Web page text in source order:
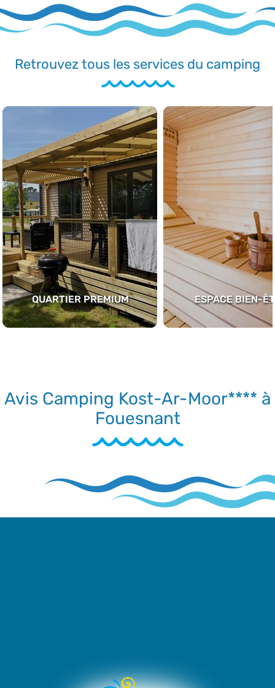
Retrouvez tous les services du camping
QUARTIER PREMIUM ESPACE BIEN-
Avis Camping Kost-Ar-Moor**** à
Fouesnant